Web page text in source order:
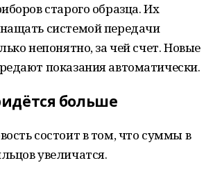
старого образца. Их
системой передачи
непонятно, за чей счет. Новые
показания автоматически.
больше
состоит в том, что суммы в
увеличатся.